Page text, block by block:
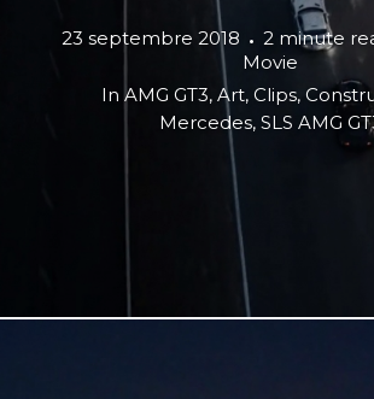
23 septembre 2018 2 minute
Movie
In AMG GT3, Art, Clips,
Mercedes, SLS AMG